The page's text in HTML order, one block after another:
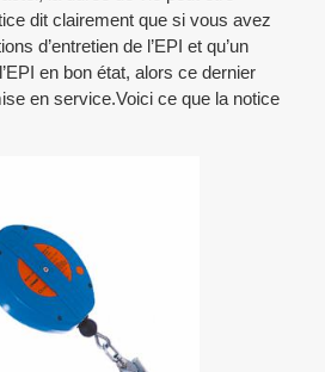
dit clairement que si vous avez
d’entretien de l’EPI et qu’un
en bon état, alors ce dernier
en service.Voici ce que la notice